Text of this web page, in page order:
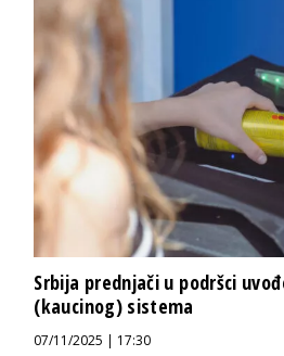
Srbija prednjači u podršci
(kaucinog) sistema
07/11/2025 | 17:30